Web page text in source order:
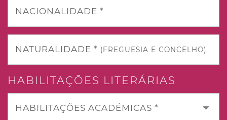
NACIONALIDADE *
NATURALIDADE * (FREGUESIA E CONCELHO)
HABILITAÇÕES LITERÁRIAS
HABILITAÇÕES ACADÉMICAS *